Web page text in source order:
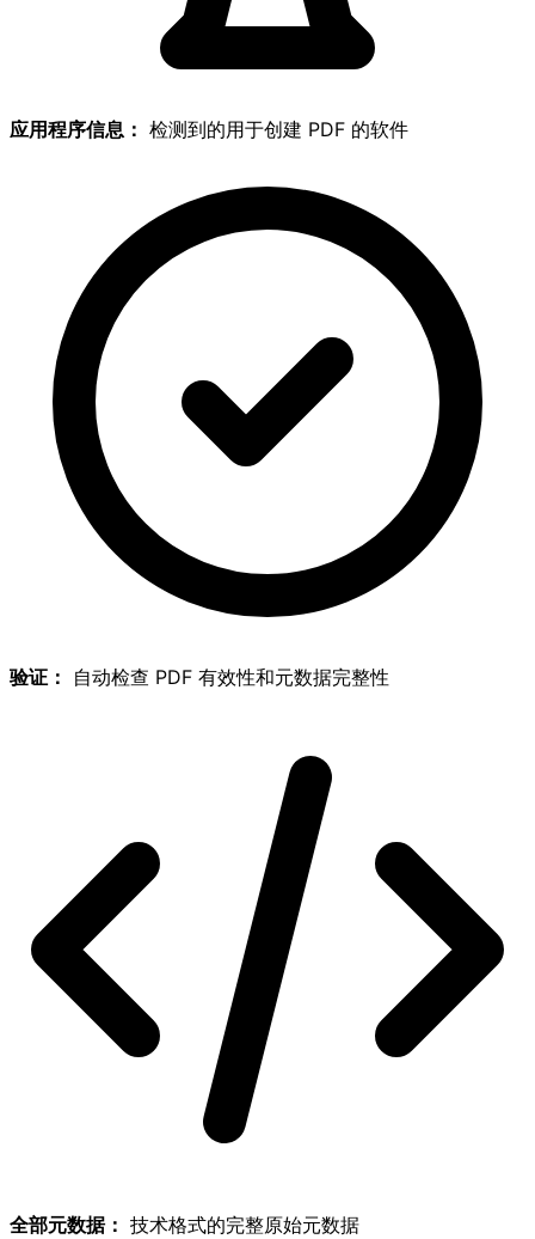
应用程序信息： 检测到的用于创建 PDF 的软件
验证： 自动检查 PDF 有效性和元数据完整性
全部元数据： 技术格式的完整原始元数据